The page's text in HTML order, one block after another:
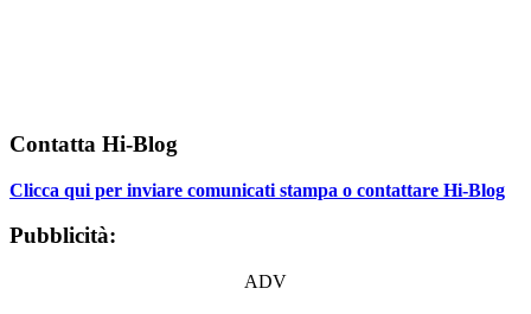
Contatta Hi-Blog
Clicca qui per inviare comunicati stampa o contattare Hi-Blog
Pubblicità:
ADV